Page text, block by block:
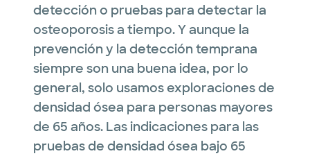
detección o pruebas para detectar la
osteoporosis a tiempo. Y aunque la
prevención y la detección temprana
siempre son una buena idea, por lo
general, solo usamos exploraciones de
densidad ósea para personas mayores
de 65 años. Las indicaciones para las
pruebas de densidad ósea bajo 65